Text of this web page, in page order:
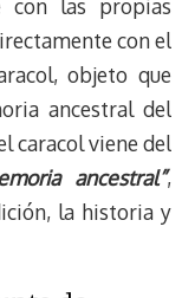
con las propias
con el
objeto que
ancestral del
caracol viene del
ancestral”,
la historia y